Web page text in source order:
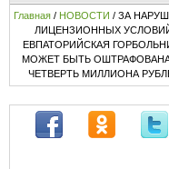
Главная/ НОВОСТИ / ЗА
ЛИЦЕНЗИОННЫХ
ЕВПАТОРИЙСКАЯ
МОЖЕТ БЫТЬ
ЧЕТВЕРТЬ МИЛЛИОНА